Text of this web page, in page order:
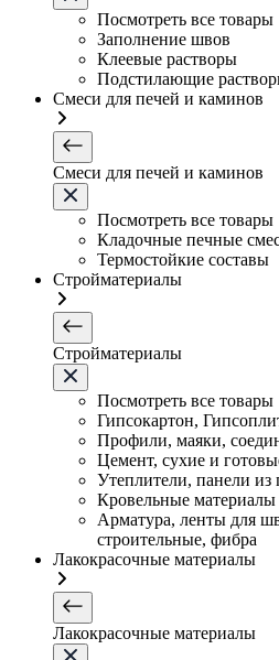
Посмотреть все товары
Заполнение швов
Клеевые растворы
Подстилающие
Смеси для печей и каминов
Смеси для печей и каминов
Посмотреть все товары
Кладочные печные
Термостойкие составы
Стройматериалы
Стройматериалы
Посмотреть все товары
Гипсокартон,
Профили, маяки,
Цемент, сухие и
Утеплители, панели из
Кровельные материалы
Арматура, ленты для
строительные, фибра
Лакокрасочные материалы
Лакокрасочные материалы